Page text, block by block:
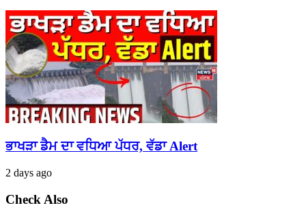
ਭਾਖੜਾ ਡੈਮ ਦਾ ਵਧਿਆ ਪੱਧਰ, ਵੱਡਾ Alert
2 days ago
Check Also